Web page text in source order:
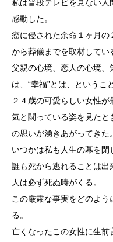
私は普段テレビを見ない
感動した。
癌に侵された余命１ヶ月
から葬儀までを取材してい
父親の心境、恋人の心境、
は、“幸福”とは、というこ
２４歳の可愛らしい女性
気と闘っている姿を見た
の思いが湧きあがってきた。
いつかは私も人生の幕を閉
誰も死から逃れることは出
人は必ず死ぬ時がくる。
この厳粛な事実をどのよ
る。
亡くなったこの女性に生